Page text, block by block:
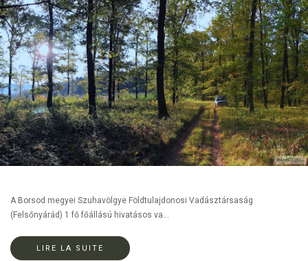
A Borsod megyei Szuhavölgye Földtulajdonosi Vadásztársaság
(Felsőnyárád) 1 fő főállású hivatásos va...
LIRE LA SUITE